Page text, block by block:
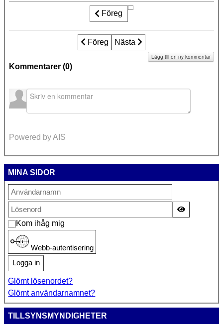
Föreg
Föregående artikel:
Föreg Nästa artikel: USA kritiserar
Nästa
Kommentarer (0)
Lägg till en ny kommentar
Powered by AIS
MINA SIDOR
Kom ihåg mig
Webb-autentisering
Logga in
Glömt lösenordet?
Glömt användarnamnet?
TILLSYNSMYNDIGHETER